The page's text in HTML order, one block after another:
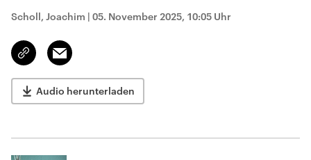
Scholl, Joachim | 05. November 2025, 10:05 Uhr
Link
kopieren/teilen
Email
Audio herunterladen